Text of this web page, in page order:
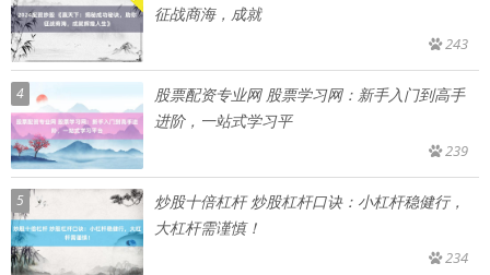
征战商海，成就
243
4
股票配资专业网 股票学习网：新手入门到高手
进阶，一站式学习平
239
5
炒股十倍杠杆 炒股杠杆口诀：小杠杆稳健行，
大杠杆需谨慎！
234